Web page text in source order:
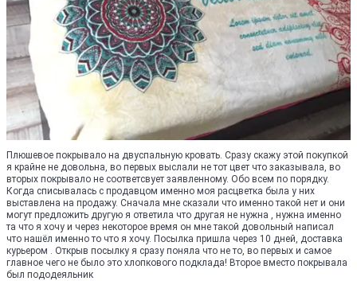
Плюшевое покрывало на двуспальную кровать. Сразу скажу этой покупкой
я крайне не довольна, во первых выслали не тот цвет что заказывала, во
вторых покрывало не соответсвует заявленному. Обо всем по порядку.
Когда списывалась с продавцом именно моя расцветка была у них
выставлена на продажу. Сначала мне сказали что именно такой нет и они
могут предложить другую я ответила что другая не нужна , нужна именно
та что я хочу и через некоторое время он мне такой довольный написал
что нашёл именно то что я хочу. Посылка пришла через 10 дней, доставка
курьером . Открыв посылку я сразу поняла что не то, во первых и самое
главное чего не было это хлопкового подклада! Второе вместо покрывала
был пододеяльник